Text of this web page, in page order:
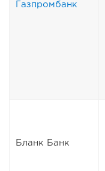
Газпромбанк
Бланк Банк